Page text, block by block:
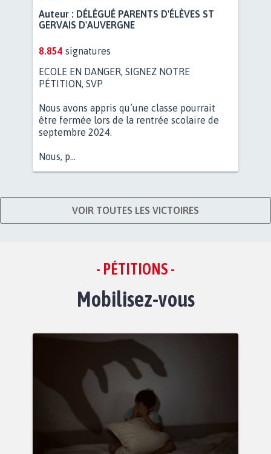
Auteur : DÉLÉGUÉ PARENTS D'ÉLÈVES ST
GERVAIS D'AUVERGNE
8.854 signatures
ECOLE EN DANGER, SIGNEZ NOTRE
PÉTITION, SVP
Nous avons appris qu’une classe pourrait
être fermée lors de la rentrée scolaire de
septembre 2024.
Nous, p...
VOIR TOUTES LES VICTOIRES
- PÉTITIONS -
Mobilisez-vous